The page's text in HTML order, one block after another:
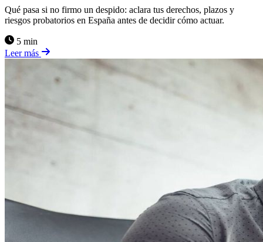
Qué pasa si no firmo un despido: aclara tus derechos, plazos y
riesgos probatorios en España antes de decidir cómo actuar.
5 min
Leer más